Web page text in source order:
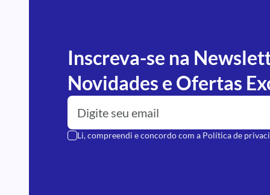
Inscreva-se na
Novidades e Ofertas
Li, compreendi e concordo com a Política de